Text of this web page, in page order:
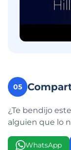
05
¿Te bendijo
alguien que lo
WhatsApp